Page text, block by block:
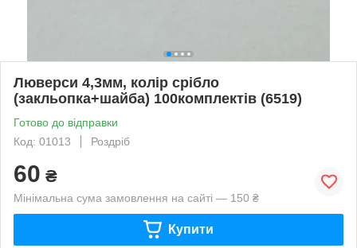
Люверси 4,3мм, колір срібло
(закльопка+шайба) 100комплектів (6519)
Готово до відправки
Код: 01013
Роздріб
60 ₴
Мінімальна сума замовлення на сайті — 150 ₴
Купити